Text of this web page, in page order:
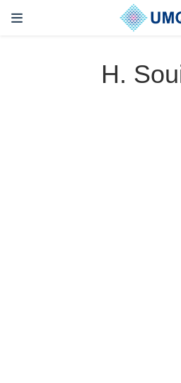
H.